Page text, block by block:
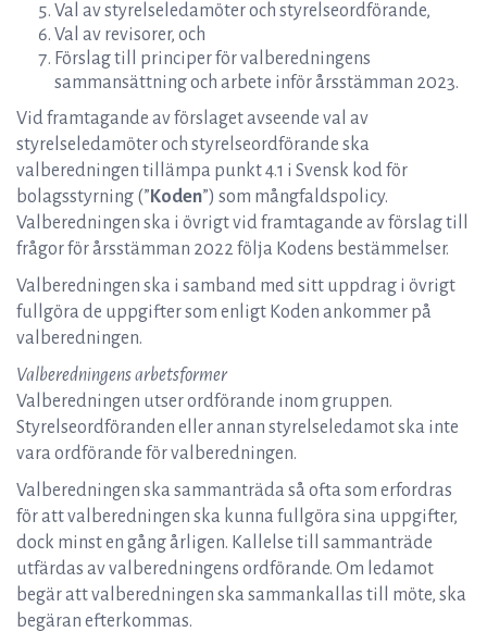
Val av styrelseledamöter och styrelseordförande,
Val av revisorer, och
Förslag till principer för valberedningens
sammansättning och arbete inför årsstämman 2023.
Vid framtagande av förslaget avseende val av
styrelseledamöter och styrelseordförande ska
valberedningen tillämpa punkt 4.1 i Svensk kod för
bolagsstyrning (” Koden”) som mångfaldspolicy.
Valberedningen ska i övrigt vid framtagande av förslag till
frågor för årsstämman 2022 följa Kodens bestämmelser.
Valberedningen ska i samband med sitt uppdrag i övrigt
fullgöra de uppgifter som enligt Koden ankommer på
valberedningen.
Valberedningens arbetsformer
Valberedningen utser ordförande inom gruppen.
Styrelseordföranden eller annan styrelseledamot ska inte
vara ordförande för valberedningen.
Valberedningen ska sammanträda så ofta som erfordras
för att valberedningen ska kunna fullgöra sina uppgifter,
dock minst en gång årligen. Kallelse till sammanträde
utfärdas av valberedningens ordförande. Om ledamot
begär att valberedningen ska sammankallas till möte, ska
begäran efterkommas.